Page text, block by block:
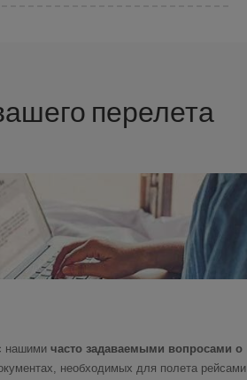
перелета
нашими часто задаваемыми вопросами о
необходимых для полета рейсами